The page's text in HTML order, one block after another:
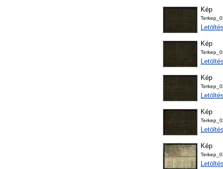
Kép
Kép
Kép
Kép
Kép